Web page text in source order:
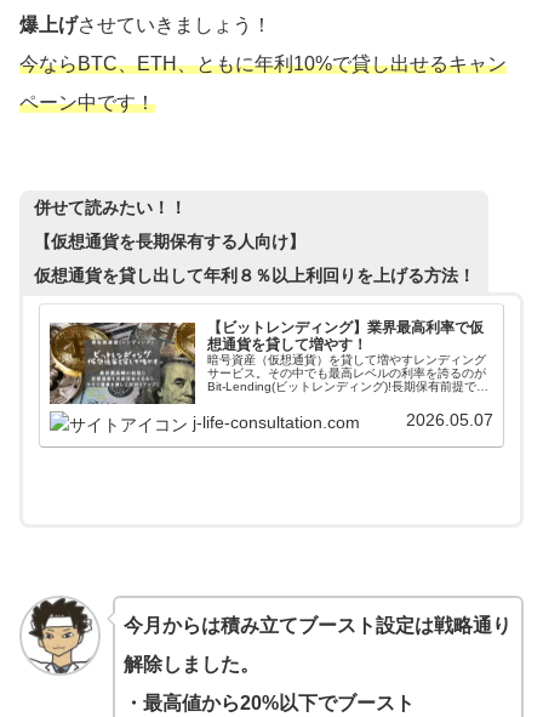
爆上げさせていきましょう！
今ならBTC、ETH、ともに年利10%で貸し出せるキャン
ペーン中です！
併せて読みたい！！
【仮想通貨を長期保有する人向け】
仮想通貨を貸し出して年利８％以上利回りを上げる方法！
【ビットレンディング】業界最高利率で仮
想通貨を貸して増やす！
暗号資産（仮想通貨）を貸して増やすレンディング
サービス。その中でも最高レベルの利率を誇るのが
Bit-Lending(ビットレンディング)!長期保有前提で暗
門サービスで資産を貸し出して利回りをアップさせ
ましょう！
j-life-consultation.com 2026.05.07
今月からは積み立てブースト設定は戦略通り
解除しました。
・最高値から20%以下でブースト